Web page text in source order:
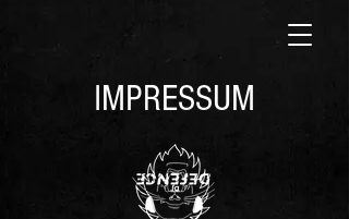
IMPRESSUM